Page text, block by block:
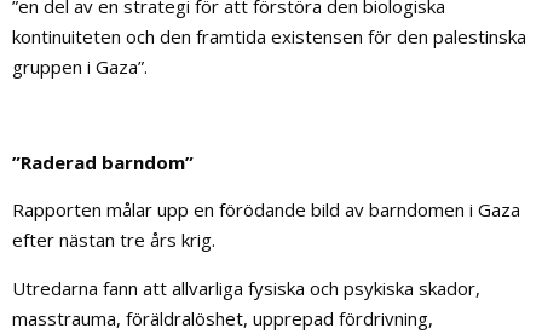
”en del av en strategi för att förstöra den biologiska
kontinuiteten och den framtida existensen för den palestinska
gruppen i Gaza”.
”Raderad barndom”
Rapporten målar upp en förödande bild av barndomen i Gaza
efter nästan tre års krig.
Utredarna fann att allvarliga fysiska och psykiska skador,
masstrauma, föräldralöshet, upprepad fördrivning,